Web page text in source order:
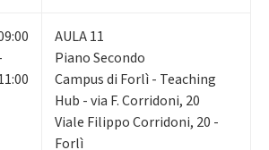
AULA 11
Piano Secondo
Campus di Forlì - Teaching
Hub - via F. Corridoni, 20
Viale Filippo Corridoni, 20 -
Forlì